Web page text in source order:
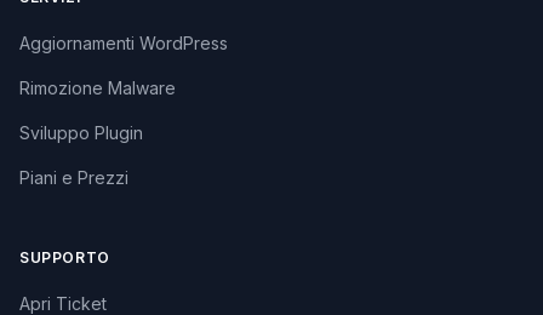
Aggiornamenti WordPress
Rimozione Malware
Sviluppo Plugin
Piani e Prezzi
SUPPORTO
Apri Ticket